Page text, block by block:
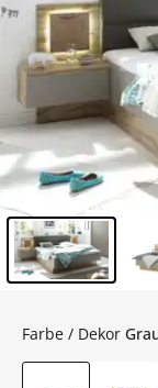
Farbe / Dekor